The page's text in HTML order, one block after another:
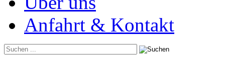
Anfahrt & Kontakt